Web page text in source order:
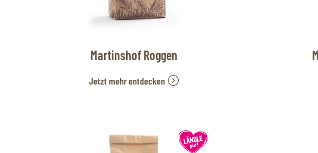
Martinshof Roggen
Jetzt mehr entdecken